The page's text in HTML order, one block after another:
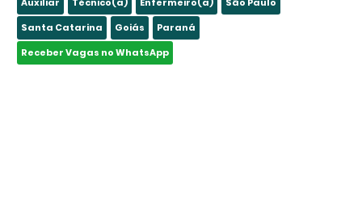
Santa Catarina
Goiás
Paraná
Receber Vagas no WhatsApp